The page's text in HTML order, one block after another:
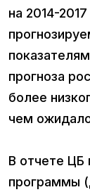
на 2014-
прогноза
более
чем
В отчете ЦБ
программы